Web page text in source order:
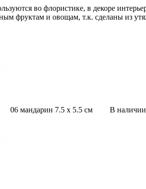
во флористике, в декоре
фруктам и овощам, т.к. сделаны из
06 мандарин 7.5 х 5.5 см В наличии